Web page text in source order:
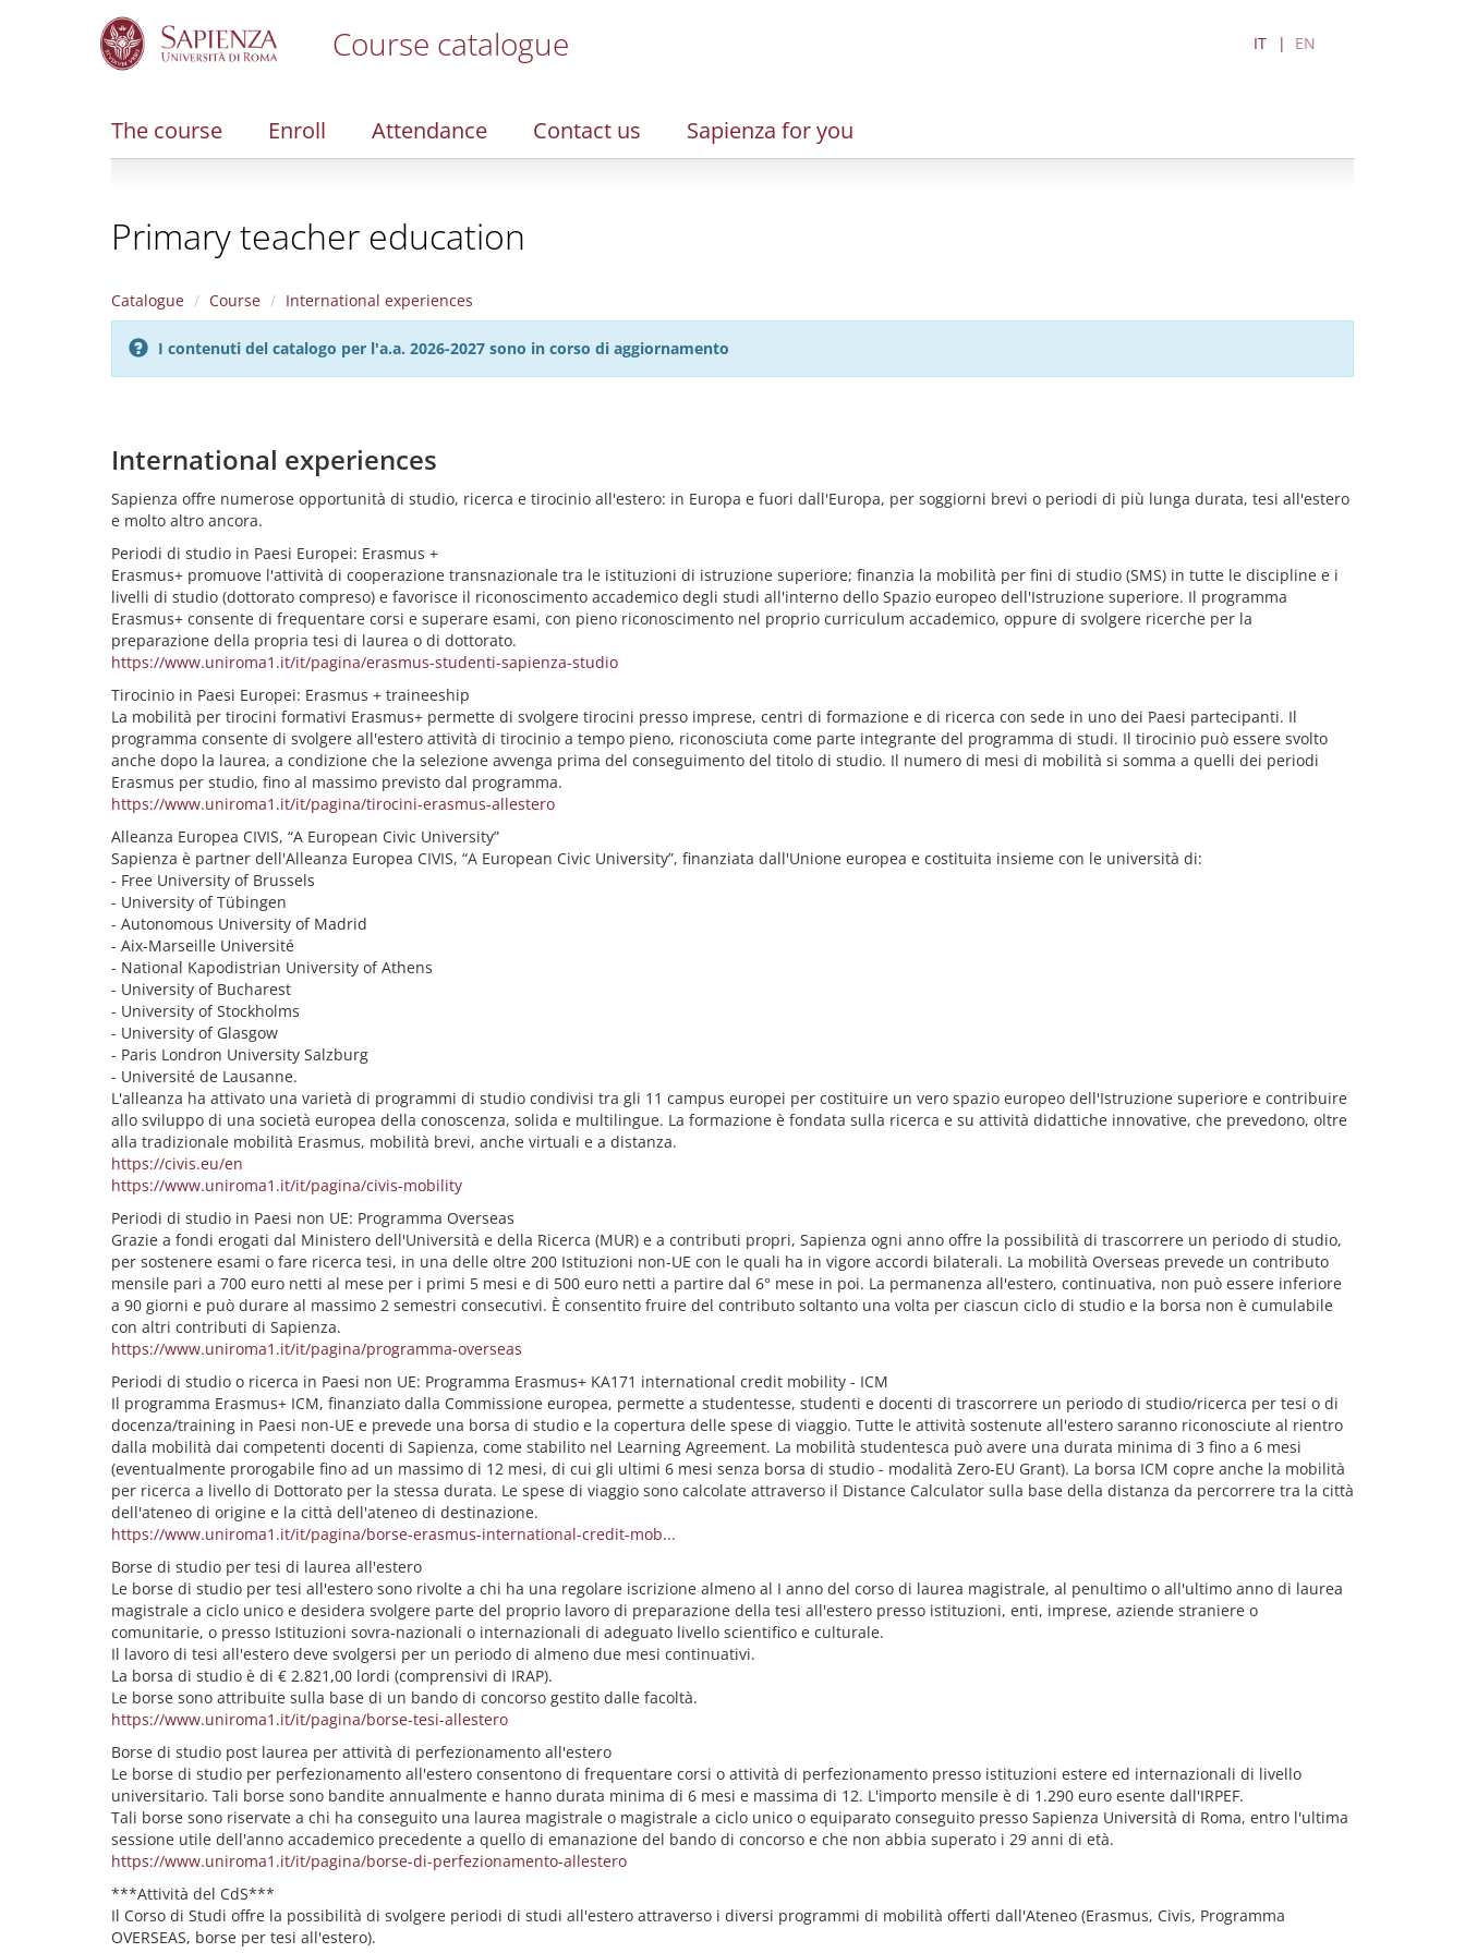
Course catalogue IT EN
The course Enroll Attendance Contact us Sapienza for you
Primary teacher education
Catalogue Course International experiences
I contenuti del catalogo per l'a.a. 2026-2027 sono in corso di aggiornamento
International experiences
Sapienza offre numerose opportunità di studio, ricerca e tirocinio all'estero: in Europa e fuori dall'Europa, per soggiorni brevi o periodi di più lunga durata, tesi all'estero
e molto altro ancora.
Periodi di studio in Paesi Europei: Erasmus +
Erasmus+ promuove l'attività di cooperazione transnazionale tra le istituzioni di istruzione superiore; finanzia la mobilità per fini di studio (SMS) in tutte le discipline e i
livelli di studio (dottorato compreso) e favorisce il riconoscimento accademico degli studi all'interno dello Spazio europeo dell'Istruzione superiore. Il programma
Erasmus+ consente di frequentare corsi e superare esami, con pieno riconoscimento nel proprio curriculum accademico, oppure di svolgere ricerche per la
preparazione della propria tesi di laurea o di dottorato.
https://www.uniroma1.it/it/pagina/erasmus-studenti-sapienza-studio
Tirocinio in Paesi Europei: Erasmus + traineeship
La mobilità per tirocini formativi Erasmus+ permette di svolgere tirocini presso imprese, centri di formazione e di ricerca con sede in uno dei Paesi partecipanti. Il
programma consente di svolgere all'estero attività di tirocinio a tempo pieno, riconosciuta come parte integrante del programma di studi. Il tirocinio può essere svolto
anche dopo la laurea, a condizione che la selezione avvenga prima del conseguimento del titolo di studio. Il numero di mesi di mobilità si somma a quelli dei periodi
Erasmus per studio, fino al massimo previsto dal programma.
https://www.uniroma1.it/it/pagina/tirocini-erasmus-allestero
Alleanza Europea CIVIS, “A European Civic University”
Sapienza è partner dell'Alleanza Europea CIVIS, “A European Civic University”, finanziata dall'Unione europea e costituita insieme con le università di:
- Free University of Brussels
- University of Tübingen
- Autonomous University of Madrid
- Aix-Marseille Université
- National Kapodistrian University of Athens
- University of Bucharest
- University of Stockholms
- University of Glasgow
- Paris Londron University Salzburg
- Université de Lausanne.
L'alleanza ha attivato una varietà di programmi di studio condivisi tra gli 11 campus europei per costituire un vero spazio europeo dell'Istruzione superiore e contribuire
allo sviluppo di una società europea della conoscenza, solida e multilingue. La formazione è fondata sulla ricerca e su attività didattiche innovative, che prevedono, oltre
alla tradizionale mobilità Erasmus, mobilità brevi, anche virtuali e a distanza.
https://civis.eu/en
https://www.uniroma1.it/it/pagina/civis-mobility
Periodi di studio in Paesi non UE: Programma Overseas
Grazie a fondi erogati dal Ministero dell'Università e della Ricerca (MUR) e a contributi propri, Sapienza ogni anno offre la possibilità di trascorrere un periodo di studio,
per sostenere esami o fare ricerca tesi, in una delle oltre 200 Istituzioni non-UE con le quali ha in vigore accordi bilaterali. La mobilità Overseas prevede un contributo
mensile pari a 700 euro netti al mese per i primi 5 mesi e di 500 euro netti a partire dal 6° mese in poi. La permanenza all'estero, continuativa, non può essere inferiore
a 90 giorni e può durare al massimo 2 semestri consecutivi. È consentito fruire del contributo soltanto una volta per ciascun ciclo di studio e la borsa non è cumulabile
con altri contributi di Sapienza.
https://www.uniroma1.it/it/pagina/programma-overseas
Periodi di studio o ricerca in Paesi non UE: Programma Erasmus+ KA171 international credit mobility - ICM
Il programma Erasmus+ ICM, finanziato dalla Commissione europea, permette a studentesse, studenti e docenti di trascorrere un periodo di studio/ricerca per tesi o di
docenza/training in Paesi non-UE e prevede una borsa di studio e la copertura delle spese di viaggio. Tutte le attività sostenute all'estero saranno riconosciute al rientro
dalla mobilità dai competenti docenti di Sapienza, come stabilito nel Learning Agreement. La mobilità studentesca può avere una durata minima di 3 fino a 6 mesi
(eventualmente prorogabile fino ad un massimo di 12 mesi, di cui gli ultimi 6 mesi senza borsa di studio - modalità Zero-EU Grant). La borsa ICM copre anche la mobilità
per ricerca a livello di Dottorato per la stessa durata. Le spese di viaggio sono calcolate attraverso il Distance Calculator sulla base della distanza da percorrere tra la città
dell'ateneo di origine e la città dell'ateneo di destinazione.
https://www.uniroma1.it/it/pagina/borse-erasmus-international-credit-mob...
Borse di studio per tesi di laurea all'estero
Le borse di studio per tesi all'estero sono rivolte a chi ha una regolare iscrizione almeno al I anno del corso di laurea magistrale, al penultimo o all'ultimo anno di laurea
magistrale a ciclo unico e desidera svolgere parte del proprio lavoro di preparazione della tesi all'estero presso istituzioni, enti, imprese, aziende straniere o
comunitarie, o presso Istituzioni sovra-nazionali o internazionali di adeguato livello scientifico e culturale.
Il lavoro di tesi all'estero deve svolgersi per un periodo di almeno due mesi continuativi.
La borsa di studio è di € 2.821,00 lordi (comprensivi di IRAP).
Le borse sono attribuite sulla base di un bando di concorso gestito dalle facoltà.
https://www.uniroma1.it/it/pagina/borse-tesi-allestero
Borse di studio post laurea per attività di perfezionamento all'estero
Le borse di studio per perfezionamento all'estero consentono di frequentare corsi o attività di perfezionamento presso istituzioni estere ed internazionali di livello
universitario. Tali borse sono bandite annualmente e hanno durata minima di 6 mesi e massima di 12. L'importo mensile è di 1.290 euro esente dall'IRPEF.
Tali borse sono riservate a chi ha conseguito una laurea magistrale o magistrale a ciclo unico o equiparato conseguito presso Sapienza Università di Roma, entro l'ultima
sessione utile dell'anno accademico precedente a quello di emanazione del bando di concorso e che non abbia superato i 29 anni di età.
https://www.uniroma1.it/it/pagina/borse-di-perfezionamento-allestero
***Attività del CdS***
Il Corso di Studi offre la possibilità di svolgere periodi di studi all'estero attraverso i diversi programmi di mobilità offerti dall'Ateneo (Erasmus, Civis, Programma
OVERSEAS, borse per tesi all'estero).